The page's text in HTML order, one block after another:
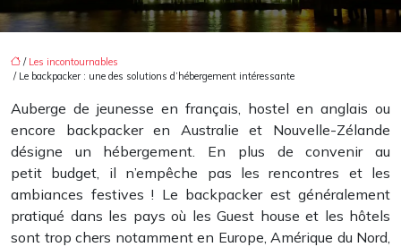
/ Les incontournables
/ Le backpacker : une des solutions d’hébergement intéressante
Auberge de jeunesse en français, hostel en anglais ou
encore backpacker en Australie et Nouvelle-Zélande
désigne un hébergement. En plus de convenir au
petit budget, il n’empêche pas les rencontres et les
ambiances festives ! Le backpacker est généralement
pratiqué dans les pays où les Guest house et les hôtels
sont trop chers notamment en Europe, Amérique du Nord,